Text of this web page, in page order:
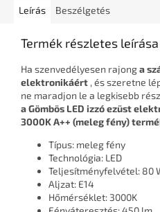
Leírás Beszélgetés
Termék részletes leírása
Ha szenvedélyesen rajonga
elektronikáért , és szeretne
ne maradjon le a legkisebb
a Gömbös LED izzó ezüst
3000K A++ (meleg fény)
Típus: meleg fény
Technológia: LED
Teljesítményfelvétel: 80
Aljzat: E14
Hőmérséklet: 3000K